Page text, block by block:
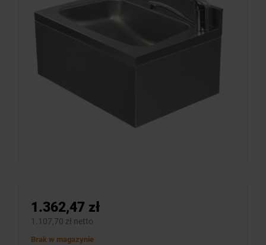
1.362,47 zł
1.107,70 zł netto
Brak w magazynie